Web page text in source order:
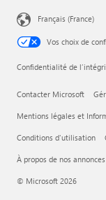
Français (France)
Vos choix de
Confidentialité de
Contacter Microsoft
Mentions légales et
Conditions d'utilisation
À propos de nos annonces
© Microsoft 2026